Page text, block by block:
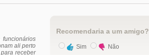
ali perto
receber
Recomendaria a um amigo?
Sim Não